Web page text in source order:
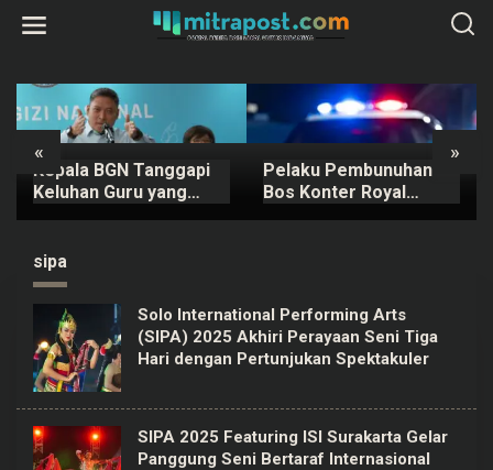
« »
Kepala BGN Tanggapi
Keluhan Guru yang
Pelaku Pembunuhan
Bos Konter Royal
sipa
Solo International Performing Arts
(SIPA) 2025 Akhiri Perayaan Seni Tiga
Hari dengan Pertunjukan Spektakuler
SIPA 2025 Featuring ISI Surakarta Gelar
Panggung Seni Bertaraf Internasional